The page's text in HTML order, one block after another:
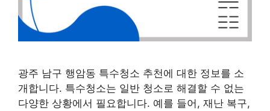
광주 남구 행암동 특수청소 추천에 대한 정보를 소
개합니다. 특수청소는 일반 청소로 해결할 수 없는
다양한 상황에서 필요합니다. 예를 들어, 재난 복구,